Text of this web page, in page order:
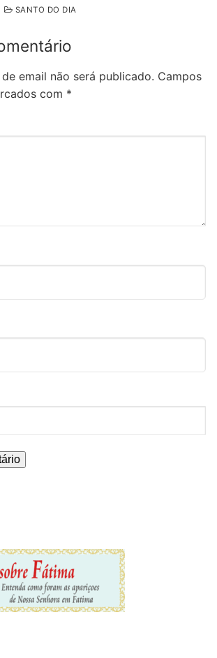
SANTO DO DIA
email não será publicado. Campos
com *